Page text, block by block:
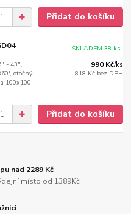
Přidat do košíku
- 43",
otočný
100x100,
990 Kč/ks
818 Kč bez DPH
SKLADEM 38 ks
Přidat do košíku
nad 2289 Kč
místo od 1389Kč